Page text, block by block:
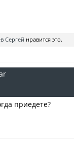
Сергей нравится это.
приедете?